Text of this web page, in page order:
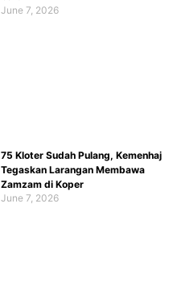
June 7, 2026
75 Kloter Sudah Pulang, Kemenhaj
Tegaskan Larangan Membawa
Zamzam di Koper
June 7, 2026